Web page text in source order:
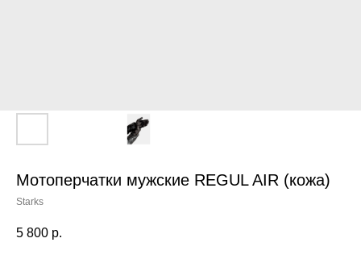
Мотоперчатки мужские REGUL AIR (кожа)
Starks
5 800 р.